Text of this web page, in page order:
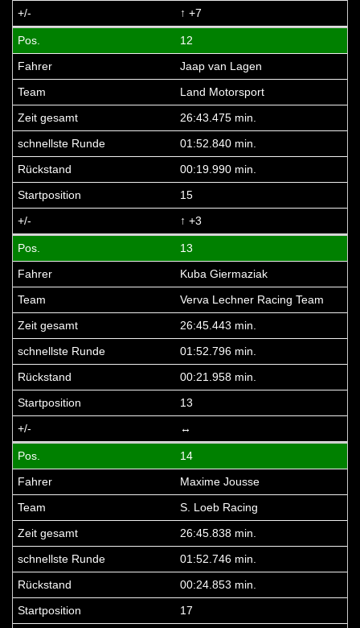
↑ +7
12
Jaap van Lagen
Land Motorsport
26:43.475 min.
01:52.840 min.
00:19.990 min.
15
↑ +3
13
Kuba Giermaziak
Verva Lechner Racing Team
26:45.443 min.
01:52.796 min.
00:21.958 min.
13
↔
14
Maxime Jousse
S. Loeb Racing
26:45.838 min.
01:52.746 min.
00:24.853 min.
17